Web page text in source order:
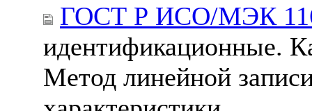
ГОСТ Р ИСО/МЭК
идентификационные.
Метод линейной